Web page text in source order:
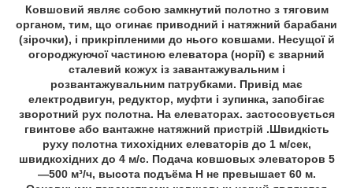
Ковшовий являє собою замкнутий полотно з тяговим
органом, тим, що огинає приводний і натяжний барабани
(зірочки), і прикріпленими до нього ковшами. Несущої й
огороджуючої частиною елеватора (норії) є зварний
сталевий кожух із завантажувальним і
розвантажувальним патрубками. Привід має
електродвигун, редуктор, муфти і зупинка, запобігає
зворотний рух полотна. На елеваторах. застосовується
гвинтове або вантажне натяжний пристрій .Швидкість
руху полотна тихохідних елеваторів до 1 м/сек,
швидкохідних до 4 м/с. Подача ковшовых элеваторов 5
—500 м³/ч, высота подъёма Н не превышает 60 м.